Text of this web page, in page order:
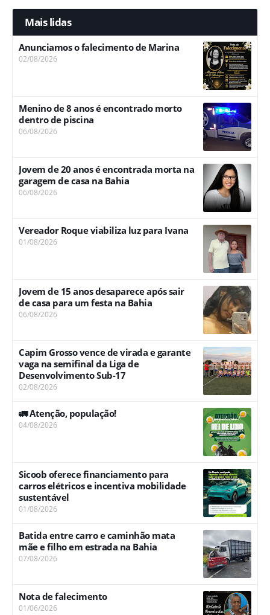
Mais lidas
Anunciamos o falecimento de Marina
02/08/2026
Menino de 8 anos é encontrado morto
dentro de piscina
06/08/2026
Jovem de 20 anos é encontrada morta na
garagem de casa na Bahia
06/08/2026
Vereador Roque viabiliza luz para Ivana
01/08/2026
Jovem de 15 anos desaparece após sair
de casa para um festa na Bahia
06/08/2026
Capim Grosso vence de virada e garante
vaga na semifinal da Liga de
Desenvolvimento Sub-17
02/08/2026
🚛 Atenção, população!
04/08/2026
Sicoob oferece financiamento para
carros elétricos e incentiva mobilidade
sustentável
01/08/2026
Batida entre carro e caminhão mata
mãe e filho em estrada na Bahia
07/08/2026
Nota de falecimento
01/06/2026